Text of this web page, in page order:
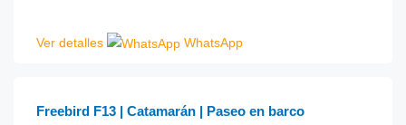
Ver detalles WhatsApp
€15.00
Freebird F13 | Catamarán | Paseo en barco